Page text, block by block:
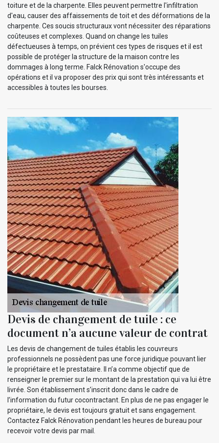
toiture et de la charpente. Elles peuvent permettre l'infiltration
d'eau, causer des affaissements de toit et des déformations de la
charpente. Ces soucis structuraux vont nécessiter des réparations
coûteuses et complexes. Quand on change les tuiles
défectueuses à temps, on prévient ces types de risques et il est
possible de protéger la structure de la maison contre les
dommages à long terme. Falck Rénovation s'occupe des
opérations et il va proposer des prix qui sont très intéressants et
accessibles à toutes les bourses.
Devis de changement de tuile : ce
document n’a aucune valeur de contrat
Les devis de changement de tuiles établis les couvreurs
professionnels ne possèdent pas une force juridique pouvant lier
le propriétaire et le prestataire. Il n’a comme objectif que de
renseigner le premier sur le montant de la prestation qui va lui être
livrée. Son établissement s’inscrit donc dans le cadre de
l’information du futur cocontractant. En plus de ne pas engager le
propriétaire, le devis est toujours gratuit et sans engagement.
Contactez Falck Rénovation pendant les heures de bureau pour
recevoir votre devis par mail.